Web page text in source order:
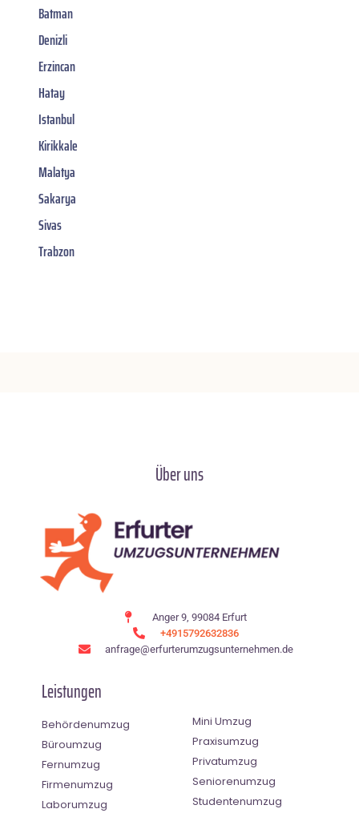
Batman
Denizli
Erzincan
Hatay
Istanbul
Kirikkale
Malatya
Sakarya
Sivas
Trabzon
Über uns
Anger 9, 99084 Erfurt
+4915792632836
anfrage@erfurterumzugsunternehmen.de
Leistungen
Behördenumzug
Büroumzug
Fernumzug
Firmenumzug
Laborumzug
Mini Umzug
Praxisumzug
Privatumzug
Seniorenumzug
Studentenumzug